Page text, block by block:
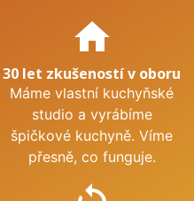
home
30 let zkušeností v oboru
Máme vlastní kuchyňské
studio a vyrábíme
špičkové kuchyně. Víme
přesně, co funguje.